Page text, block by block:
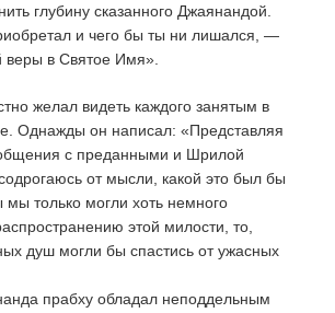
глубину сказанного Джаянандой.
и чего бы ты ни лишался, —
веры в Святое Имя».
желал видеть каждого занятым в
Однажды он написал: «Представляя
с преданными и Шрилой
от мысли, какой это был бы
только могли хоть немного
этой милости, то,
душ могли бы спастись от ужасных
прабху обладал неподдельным